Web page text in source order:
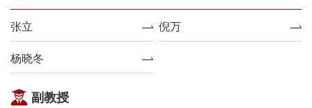
张立 倪万
杨晓冬
副教授